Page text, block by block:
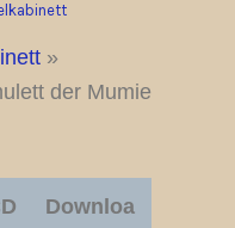
»
der Mumie
Downloa